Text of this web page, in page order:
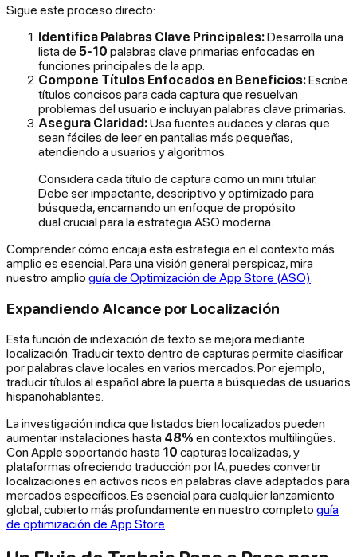
Sigue este proceso directo:
Identifica Palabras Clave Principales:Desarrolla una
lista de 5-10 palabras clave primarias enfocadas en
funciones principales de la app.
Compone Títulos Enfocados en Beneficios:Escribe
títulos concisos para cada captura que resuelvan
problemas del usuario e incluyan palabras clave primarias.
Asegura Claridad:Usa fuentes audaces y claras que
sean fáciles de leer en pantallas más pequeñas,
atendiendo a usuarios y algoritmos.
Considera cada título de captura como un mini titular.
Debe ser impactante, descriptivo y optimizado para
búsqueda, encarnando un enfoque de propósito
dual crucial para la estrategia ASO moderna.
Comprender cómo encaja esta estrategia en el contexto más
amplio es esencial. Para una visión general perspicaz, mira
nuestro amplio guía de Optimización de App Store (ASO)
Expandiendo Alcance por Localización
Esta función de indexación de texto se mejora mediante
localización. Traducir texto dentro de capturas permite clasificar
por palabras clave locales en varios mercados. Por ejemplo,
traducir títulos al español abre la puerta a búsquedas de usuarios
hispanohablantes.
La investigación indica que listados bien localizados pueden
aumentar instalaciones hasta 48% en contextos multilingües.
Con Apple soportando hasta 10 capturas localizadas, y
plataformas ofreciendo traducción por IA, puedes convertir
localizaciones en activos ricos en palabras clave adaptados para
mercados específicos. Es esencial para cualquier lanzamiento
global, cubierto más profundamente en nuestro completo guía
de optimización de App Store